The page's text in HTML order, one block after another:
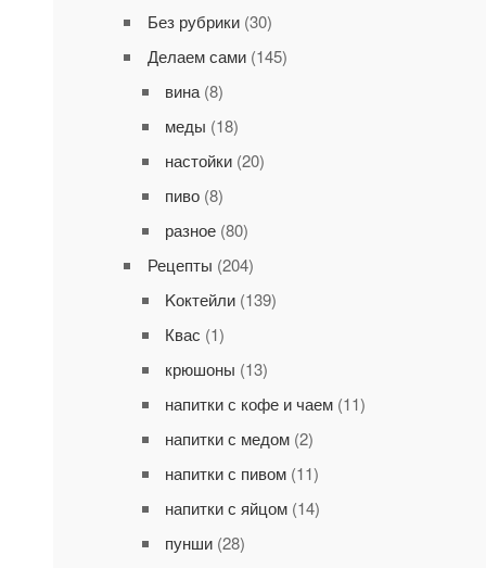
Без рубрики(30)
Делаем сами(145)
вина(8)
меды (18)
настойки(20)
пиво(8)
разное(80)
Рецепты (204)
Kоктейли(139)
Квас (1)
крюшоны (13)
напитки с кофе и чаем(11)
напитки с медом(2)
напитки с пивом(11)
напитки с яйцом(14)
пунши(28)